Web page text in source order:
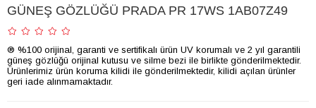
GÜNEŞ GÖZLÜĞÜ PRADA PR 17WS 1AB07Z49
® %100 orijinal, garanti ve sertifikalı ürün UV korumalı ve 2 yıl garantili
güneş gözlüğü orijinal kutusu ve silme bezi ile birlikte gönderilmektedir.
Ürünlerimiz ürün koruma kilidi ile gönderilmektedir, kilidi açılan ürünler
geri iade alınmamaktadır.